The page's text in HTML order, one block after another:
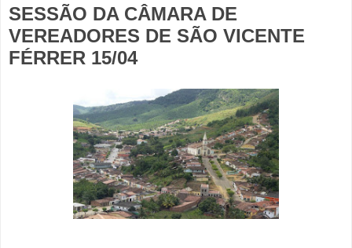
SESSÃO DA CÂMARA DE
VEREADORES DE SÃO VICENTE
FÉRRER 15/04